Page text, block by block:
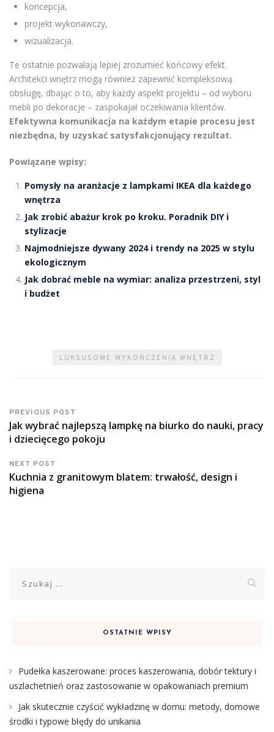
koncepcja,
projekt wykonawczy,
wizualizacja.
Te ostatnie pozwalają lepiej zrozumieć końcowy efekt.
Architekci wnętrz mogą również zapewnić kompleksową
obsługę, dbając o to, aby każdy aspekt projektu – od wyboru
mebli po dekoracje – zaspokajał oczekiwania klientów.
Efektywna komunikacja na każdym etapie procesu jest
niezbędna, by uzyskać satysfakcjonujący rezultat.
Powiązane wpisy:
Pomysły na aranżacje z lampkami IKEA dla każdego
wnętrza
Jak zrobić abażur krok po kroku. Poradnik DIY i
stylizacje
Najmodniejsze dywany 2024 i trendy na 2025 w stylu
ekologicznym
Jak dobrać meble na wymiar: analiza przestrzeni, styl
i budżet
LUKSUSOWE WYKOŃCZENIA WNĘTRZ
PREVIOUS POST
Jak wybrać najlepszą lampkę na biurko do nauki, pracy
i dziecięcego pokoju
NEXT POST
Kuchnia z granitowym blatem: trwałość, design i
higiena
OSTATNIE WPISY
Pudełka kaszerowane: proces kaszerowania, dobór tektury i
uszlachetnień oraz zastosowanie w opakowaniach premium
Jak skutecznie czyścić wykładzinę w domu: metody, domowe
środki i typowe błędy do unikania